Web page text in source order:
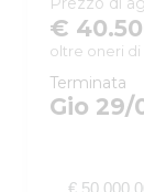
€
oltre oneri di
Terminata
Gio 29/
€